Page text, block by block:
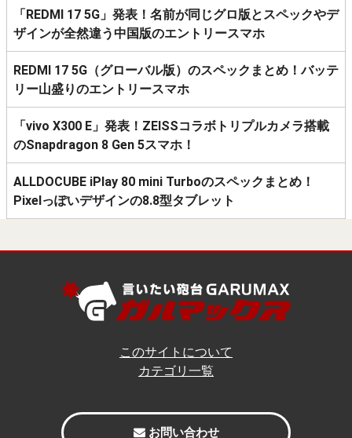
「REDMI 17 5G」発表！名前が同じグロ版とスペックやデ
ザインが全然違う中国版のエントリースマホ
REDMI 17 5G（グローバル版）のスペックまとめ！バッテ
リー山盛りのエントリースマホ
「vivo X300 E」発表！ZEISSコラボトリプルカメラ搭載
のSnapdragon 8 Gen 5スマホ！
ALLDOCUBE iPlay 80 mini Turboのスペックまとめ！
Pixelっぽいデザインの8.8型タブレット
このサイトについて
カテゴリ一覧
お問い合わせ